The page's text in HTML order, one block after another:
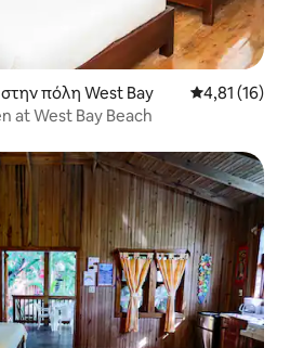
πόλη West Bay Μέση
4,81 (16)
at West Bay Beach